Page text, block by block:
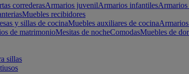
correderasArmarios juvenilArmarios infantilesArmarios
Muebles recibidores
y sillas de cocinaMuebles auxiliares de cocina
de matrimonioMesitas de nocheComodasMuebles de
sillas